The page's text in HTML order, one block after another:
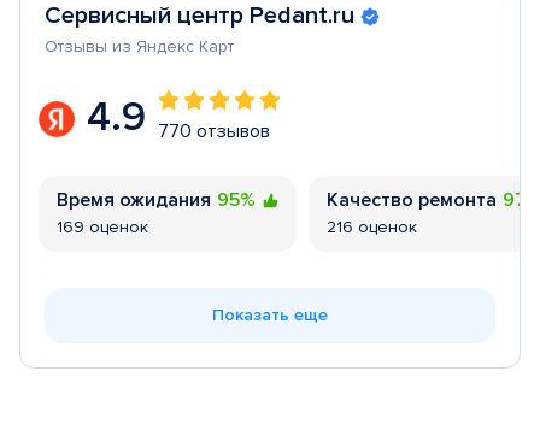
Сервисный центр Pedant.ru
Отзывы из Яндекс Карт
4.9 770 отзывов
Время ожидания 95%
169 оценок
Качество ремонта
216 оценок
Показать еще